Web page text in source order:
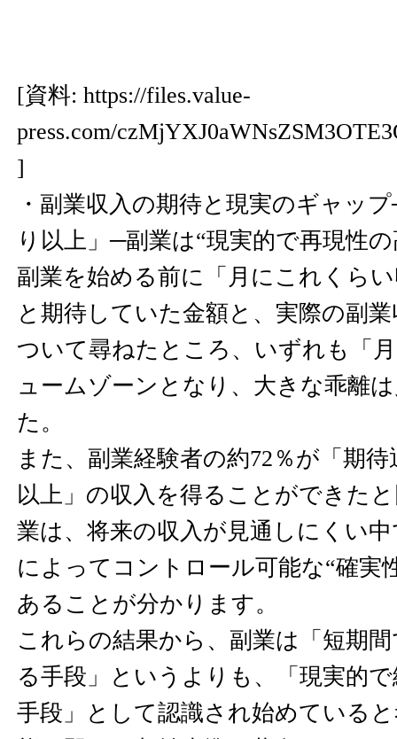
[資料: https://files.value-
press.com/
]
・副業収入の期待と現実のギャッ
り以上」─副業は“現実的で再現性
副業を始める前に「月にこれくら
と期待していた金額と、実際の副
ついて尋ねたところ、いずれも「
ュームゾーンとなり、大きな乖離
た。
また、副業経験者の約72％が「期
以上」の収入を得ることができた
業は、将来の収入が見通しにくい
によってコントロール可能な“確実
あることが分かります。
これらの結果から、副業は「短期
る手段」というよりも、「現実的
手段」として認識され始めている